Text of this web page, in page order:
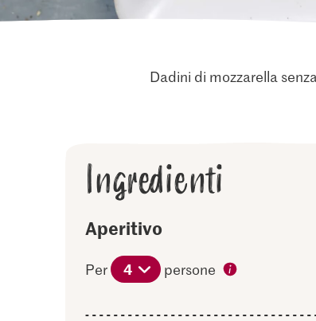
Dadini di mozzarella
Ingredienti
Aperitivo
Per 4 persone